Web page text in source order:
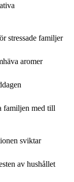
stressade familjer
aromer
familjen med till
sviktar
av hushållet